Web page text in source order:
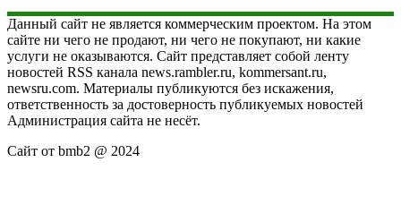
Данный сайт не является коммерческим проектом. На этом
сайте ни чего не продают, ни чего не покупают, ни какие
услуги не оказываются. Сайт представляет собой ленту
новостей RSS канала news.rambler.ru, kommersant.ru,
newsru.com. Материалы публикуются без искажения,
ответственность за достоверность публикуемых новостей
Администрация сайта не несёт.
Сайт от bmb2 @ 2024